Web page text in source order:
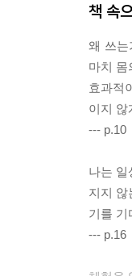
책 속
왜 쓰는
마치 몸
효과적
이지 않
--- p.10
나는 일
지지 않
기를 기
--- p.16